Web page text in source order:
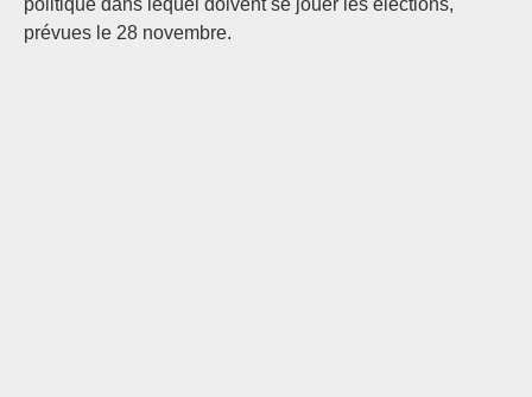
politique dans lequel doivent se jouer les élections,
prévues le 28 novembre.